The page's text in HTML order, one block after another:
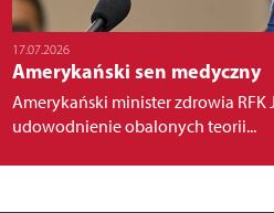
17.07.2026
Amerykański sen medyczny
Amerykański minister zdrowia RFK
udowodnienie obalonych teorii...